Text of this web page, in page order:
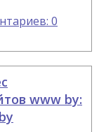
0
www by: